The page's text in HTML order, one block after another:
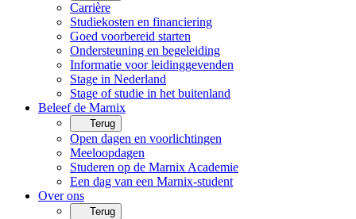
Carrière
Studiekosten en financiering
Goed voorbereid starten
Ondersteuning en begeleiding
Informatie voor leidinggevenden
Stage in Nederland
Stage of studie in het buitenland
Beleef de Marnix
Terug
Open dagen en voorlichtingen
Meeloopdagen
Studeren op de Marnix Academie
Een dag van een Marnix-student
Over ons
Terug